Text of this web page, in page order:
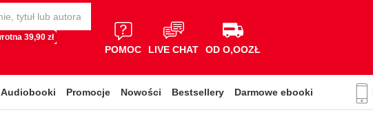
39,90 zł
POMOC LIVE CHAT OD O,OOZŁ
Audiobooki Promocje Nowości Bestsellery Darmowe ebooki